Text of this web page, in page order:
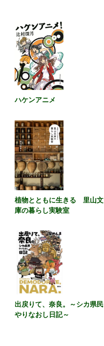
ハケンアニメ
植物とともに生きる 里山文
庫の暮らし実験室
出戻りて、奈良。～シカ県民
やりなおし日記～